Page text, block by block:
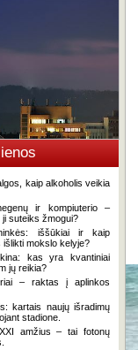
kaip alkoholis veikia
ir kompiuterio –
suteiks žmogui?
iššūkiai ir kaip
išlikti mokslo kelyje?
kas yra kvantiniai
jų reikia?
– raktas į aplinkos
kartais naujų išradimų
stadione.
amžius – tai fotonų